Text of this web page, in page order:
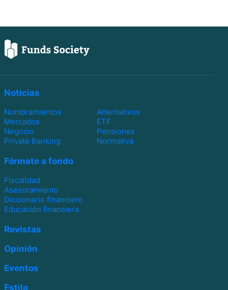
Noticias
Nombramientos
Alternativos
Mercados
ETF
Negocio
Pensiones
Private Banking
Normativa
Fórmate a fondo
Fiscalidad
Asesoramiento
Diccionario financiero
Educación financiera
Revistas
Opinión
Eventos
Estilo